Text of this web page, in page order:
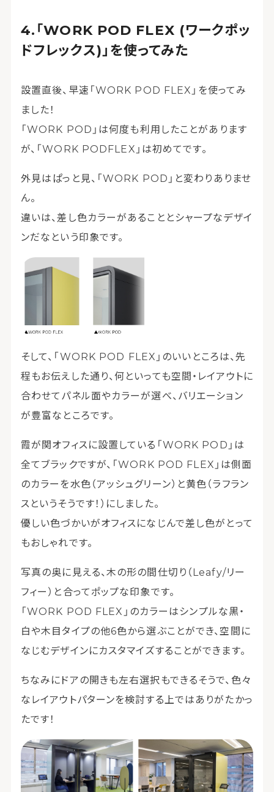
「WORK POD FLEX (ワークポッ
ドフレックス)」を使ってみた
設置直後、早速「WORK POD FLEX」を使ってみ
ました！
「WORK POD」は何度も利用したことがあります
が、「WORK PODFLEX」は初めてです。
外見はぱっと見、「WORK POD」と変わりありませ
ん。
違いは、差し色カラーがあることとシャープなデザイ
ンだなという印象です。
そして、「WORK POD FLEX」のいいところは、先
程もお伝えした通り、何といっても空間・レイアウトに
合わせてパネル面やカラーが選べ、バリエーション
が豊富なところです。
霞が関オフィスに設置している「WORK POD」は
全てブラックですが、「WORK POD FLEX」は側面
のカラーを水色（アッシュグリーン）と黄色（ラフラン
スというそうです！）にしました。
優しい色づかいがオフィスになじんで差し色がとって
もおしゃれです。
写真の奥に見える、木の形の間仕切り（Leafy/リー
フィー）と合ってポップな印象です。
「WORK POD FLEX」のカラーはシンプルな黒・
白や木目タイプの他6色から選ぶことができ、空間に
なじむデザインにカスタマイズすることができます。
ちなみにドアの開きも左右選択もできるそうで、色々
なレイアウトパターンを検討する上ではありがたかっ
たです！